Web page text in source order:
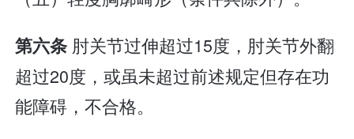
第六条 肘关节过伸超过15度，肘关节外翻
超过20度，或虽未超过前述规定但存在功
能障碍，不合格。